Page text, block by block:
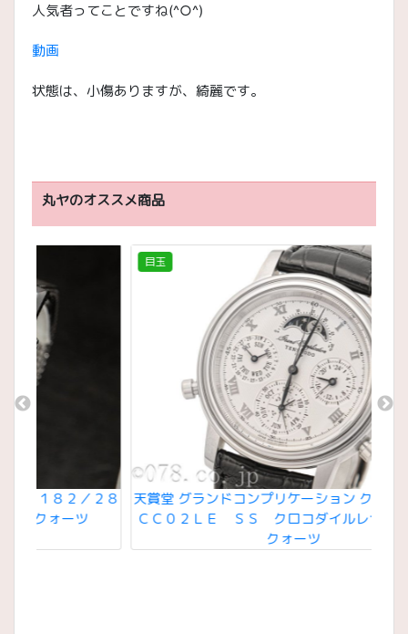
人気者ってことですね(^○^)
動画
状態は、小傷ありますが、綺麗です。
丸ヤのオススメ商品
／２８
天賞堂 グランドコンプリケーション クラシック Ｇ
ＣＣ０２ＬＥ ＳＳ クロコダイルレザーバンド